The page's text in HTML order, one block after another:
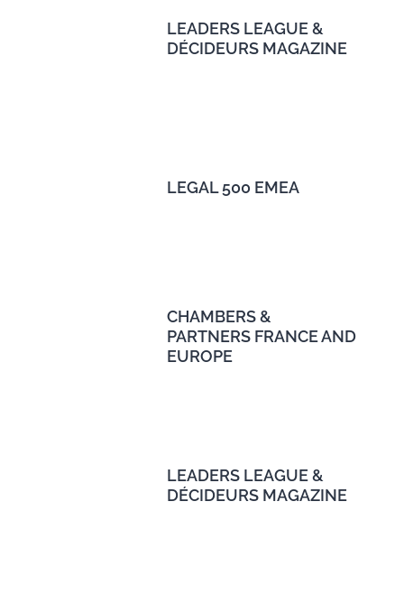
LEADERS LEAGUE &
DÉCIDEURS MAGAZINE
LEGAL 500 EMEA
CHAMBERS &
PARTNERS FRANCE AND
EUROPE
LEADERS LEAGUE &
DÉCIDEURS MAGAZINE